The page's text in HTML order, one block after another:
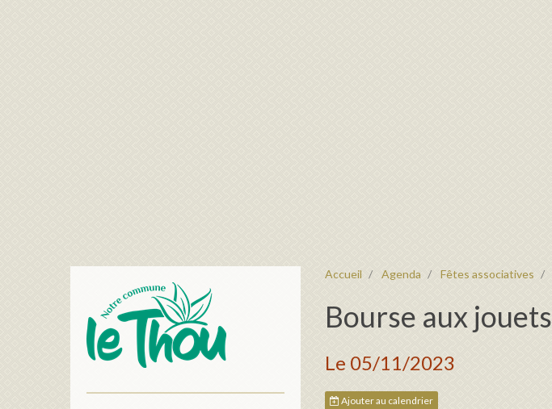
Accueil Agenda Fêtes associatives
Bourse aux jouets
Le 05/11/2023
Ajouter au calendrier